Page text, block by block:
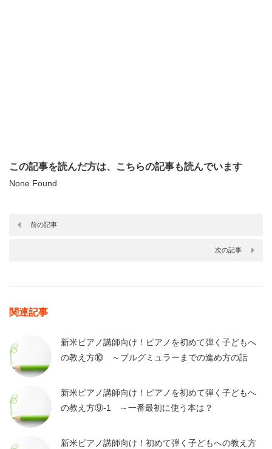
この記事を読んだ方は、こちらの記事も読んでいます
None Found
前の記事
次の記事
関連記事
新米ピアノ講師向け！ピアノを初めて弾く子どもへ
の教え方⑩ ～ブルグミュラーまでの進め方の話
新米ピアノ講師向け！ピアノを初めて弾く子どもへ
の教え方⑨-1 ～一番最初に使う本は？
新米ピアノ講師向け！初めて弾く子どもへの教え方